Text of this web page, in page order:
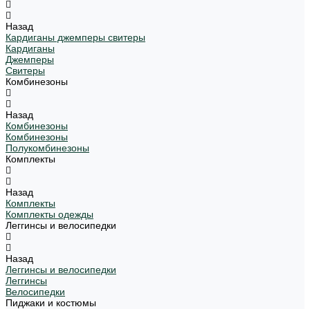
Назад
Кардиганы джемперы свитеры
Кардиганы
Джемперы
Свитеры
Комбинезоны
Назад
Комбинезоны
Комбинезоны
Полукомбинезоны
Комплекты
Назад
Комплекты
Комплекты одежды
Леггинсы и велосипедки
Назад
Леггинсы и велосипедки
Леггинсы
Велосипедки
Пиджаки и костюмы